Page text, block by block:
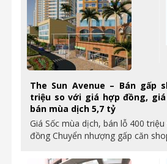
The Sun Avenue – Bán gấp
triệu so với giá hợp đồng,
bán mùa dịch 5,7 tỷ
Giá Sốc mùa dịch, bán lỗ 400
đồng Chuyển nhượng gấp căn